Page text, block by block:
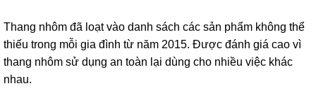
Thang
nhôm
ghế
Thang
nhôm
Thang nhôm đã loạt vào danh sách các sản phẩm không thể
thiếu trong mỗi gia đình từ năm 2015. Được đánh giá cao vì
thang nhôm sử dụng an toàn lại dùng cho nhiều việc khác
nhau.